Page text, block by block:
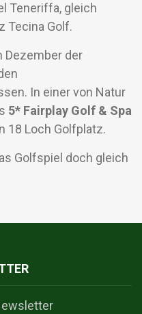
Teneriffa, gleich
Tecina Golf.
Dezember der
In einer von Natur
5* Fairplay Golf & Spa
18 Loch Golfplatz.
Golfspiel doch gleich